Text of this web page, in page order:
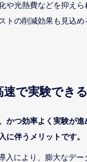
や光熱費などを抑えら
トの削減効果も見込め
速で実験できる
かつ効率よく実験が進
に伴うメリットです。
入により、膨大なデ